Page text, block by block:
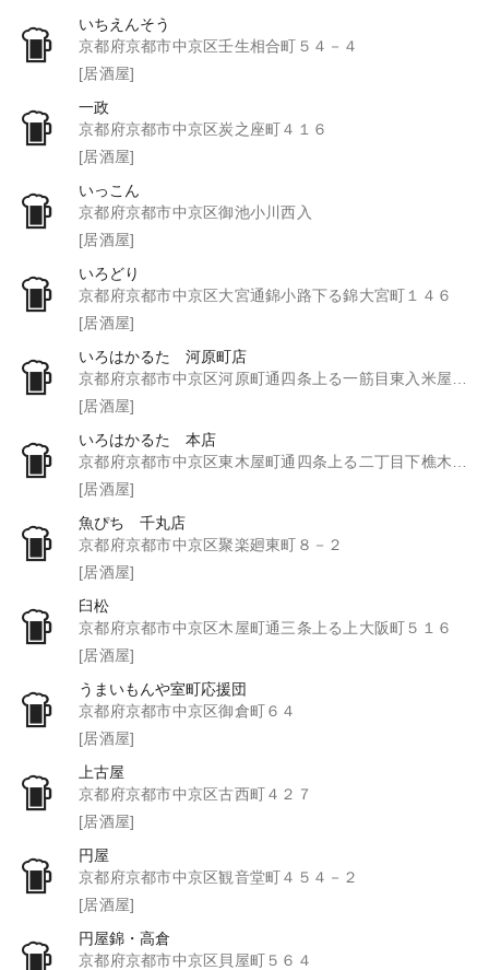
いちえんそう
京都府京都市中京区壬生相合町５４－４
[居酒屋]
一政
京都府京都市中京区炭之座町４１６
[居酒屋]
いっこん
京都府京都市中京区御池小川西入
[居酒屋]
いろどり
京都府京都市中京区大宮通錦小路下る錦大宮町１４６
[居酒屋]
いろはかるた 河原町店
京都府京都市中京区河原町通四条上る一筋目東入米屋町３８４
[居酒屋]
いろはかるた 本店
京都府京都市中京区東木屋町通四条上る二丁目下樵木町１９７
[居酒屋]
魚ぴち 千丸店
京都府京都市中京区聚楽廻東町８－２
[居酒屋]
臼松
京都府京都市中京区木屋町通三条上る上大阪町５１６
[居酒屋]
うまいもんや室町応援団
京都府京都市中京区御倉町６４
[居酒屋]
上古屋
京都府京都市中京区古西町４２７
[居酒屋]
円屋
京都府京都市中京区観音堂町４５４－２
[居酒屋]
円屋錦・高倉
京都府京都市中京区貝屋町５６４